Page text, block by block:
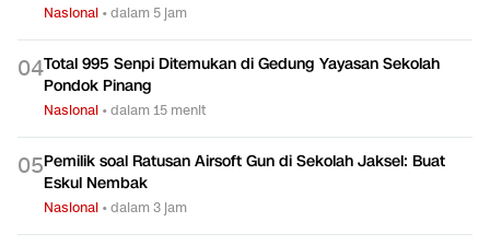
Nasional •dalam 5 jam
04Total 995 Senpi Ditemukan di Gedung Yayasan Sekolah
Pondok Pinang
Nasional •dalam 15 menit
05Pemilik soal Ratusan Airsoft Gun di Sekolah Jaksel: Buat
Eskul Nembak
Nasional •dalam 3 jam